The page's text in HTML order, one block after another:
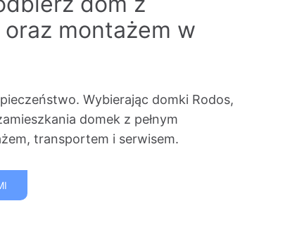
montażem w
Wybierając domki Rodos,
domek z pełnym
transportem i serwisem.